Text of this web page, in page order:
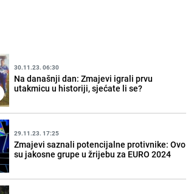
30.11.23. 06:30
Na današnji dan: Zmajevi igrali prvu
utakmicu u historiji, sjećate li se?
29.11.23. 17:25
Zmajevi saznali potencijalne protivnike: Ovo
su jakosne grupe u žrijebu za EURO 2024